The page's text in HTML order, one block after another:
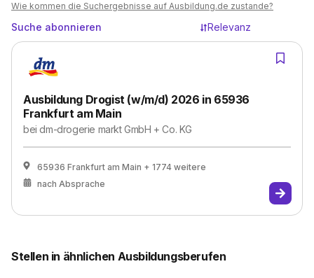
Wie kommen die Suchergebnisse auf Ausbildung.de zustande?
Suche abonnieren Relevanz
Ausbildung Drogist (w/m/d) 2026 in 65936
Frankfurt am Main
beidm-drogerie markt GmbH + Co. KG
65936 Frankfurt am Main + 1774 weitere
nach Absprache
Stellen in ähnlichen Ausbildungsberufen